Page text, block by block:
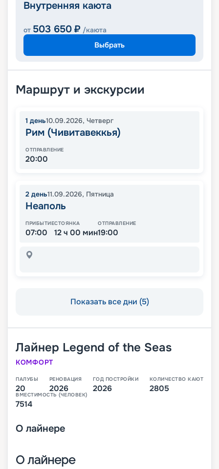
Внутренняя каюта
от 503 650 ₽ /каюта
Выбрать
Маршрут и экскурсии
1 день10.09.2026, Четверг
Рим (Чивитавеккья)
ОТПРАВЛЕНИЕ
20:00
2 день11.09.2026, Пятница
Неаполь
ПРИБЫТИЕ
07:00
СТОЯНКА
12 ч 00 мин
ОТПРАВЛЕНИЕ
19:00
Показать все дни (5)
Лайнер Legend of the Seas
КОМФОРТ
ПАЛУБЫ
20
РЕНОВАЦИЯ
2026
ГОД ПОСТРОЙКИ
2026
КОЛИЧЕСТВО КАЮТ
2805
ВМЕСТИМОСТЬ (ЧЕЛОВЕК)
7514
О лайнере
О лайнере